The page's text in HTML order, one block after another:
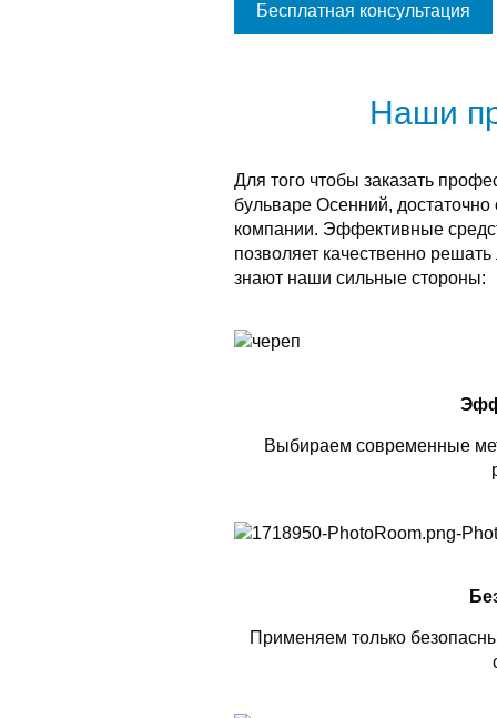
Бесплатная консультация
Наши
Для того чтобы заказать
бульваре Осенний,
компании. Эффективные
позволяет качественно
знают наши сильные стороны:
Выбираем современные
Применяем только